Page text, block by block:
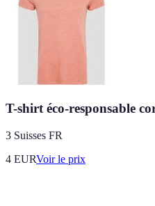
T-shirt éco-responsable
3 Suisses FR
4 EURVoir le prix